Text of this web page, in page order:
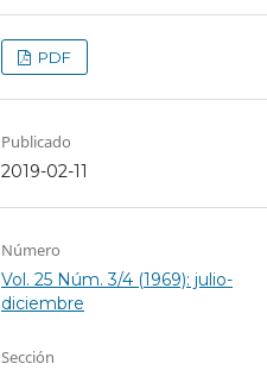
PDF
Publicado
2019-02-11
Número
Vol. 25 Núm. 3/4 (1969): julio-
diciembre
Sección